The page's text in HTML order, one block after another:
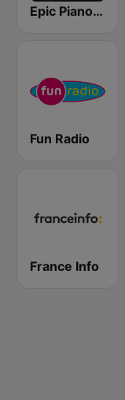
Epic Piano - ROMANTIC PIANO
Fun Radio
France Info